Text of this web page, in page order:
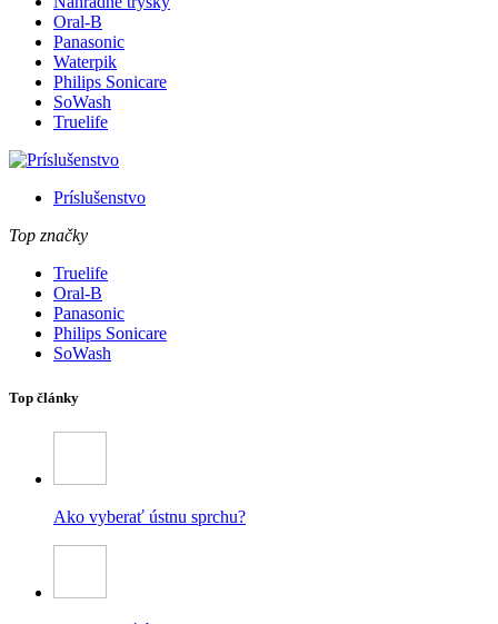
Oral-B
Panasonic
Waterpik
Philips Sonicare
SoWash
Truelife
Príslušenstvo
Top značky
Truelife
Oral-B
Panasonic
Philips Sonicare
SoWash
Top články
Ako vyberať ústnu sprchu?